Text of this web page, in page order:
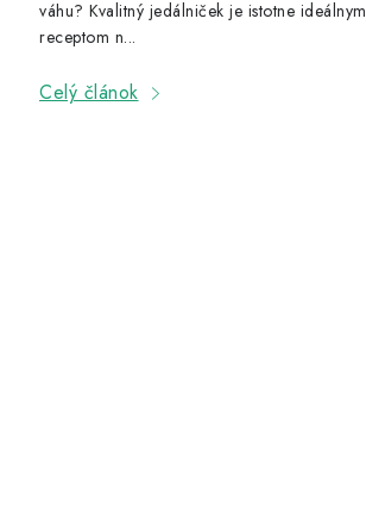
váhu? Kvalitný jedálniček je istotne ideálnym
receptom n...
Celý článok